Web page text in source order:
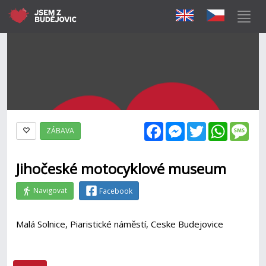
FacebookMessenger
Twitter
ZÁBAVA
Jihočeské motocyklové museum
Navigovat Facebook
Malá Solnice, Piaristické náměstí, Ceske Budejovice